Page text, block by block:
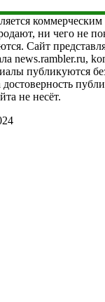
ни чего не
Сайт
news.rambler.ru,
публикуются
достоверность
не несёт.